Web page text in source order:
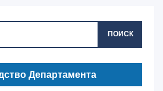
ПОИСК
Департамента